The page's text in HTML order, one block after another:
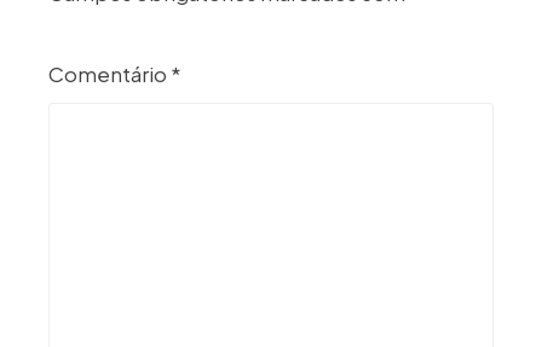
Comentário *